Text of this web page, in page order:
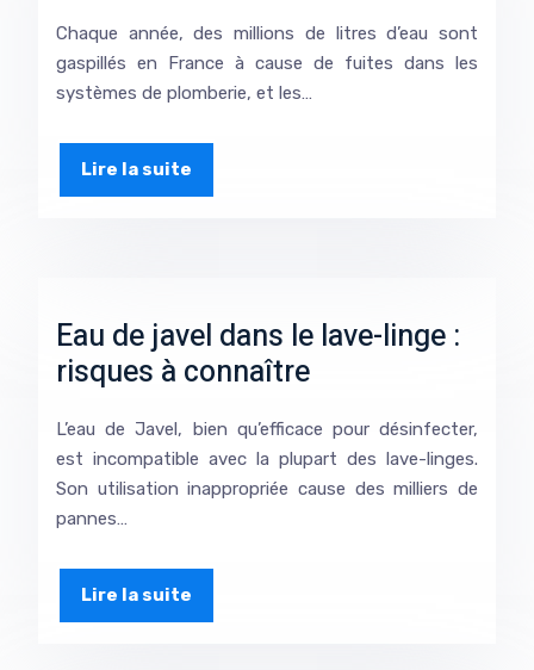
Chaque année, des millions de litres d’eau sont
gaspillés en France à cause de fuites dans les
systèmes de plomberie, et les…
Lire la suite
Eau de javel dans le lave-linge :
risques à connaître
L’eau de Javel, bien qu’efficace pour désinfecter,
est incompatible avec la plupart des lave-linges.
Son utilisation inappropriée cause des milliers de
pannes…
Lire la suite